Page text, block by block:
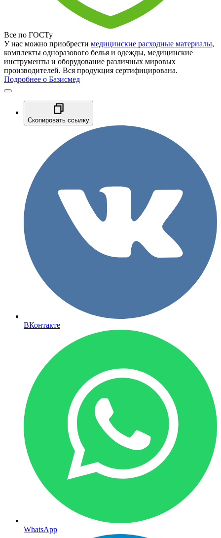
Все по ГОСТу
У нас можно приобрести медицинские расходные материалы,
комплекты одноразового белья и одежды, медицинские
инструменты и оборудование различных мировых
производителей. Вся продукция сертифицирована.
Подробнее о Базисмед
Скопировать ссылку
ВКонтакте
WhatsApp